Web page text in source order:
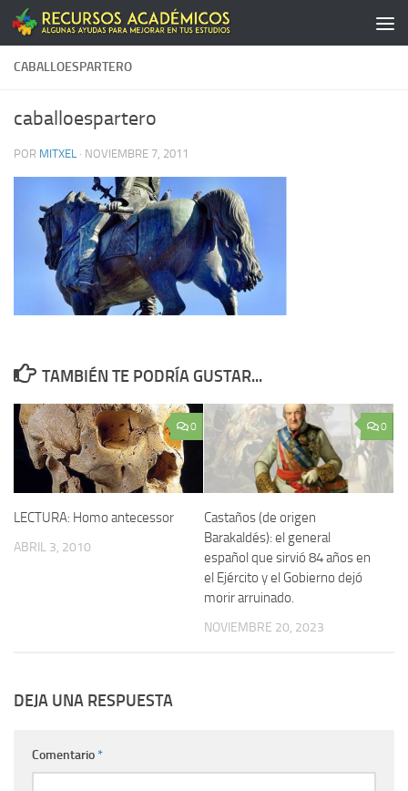
Saltar al contenido
CABALLOESPARTERO
caballoespartero
POR MITXEL · NOVIEMBRE 7, 2011
TAMBIÉN TE PODRÍA GUSTAR...
0
LECTURA: Homo antecessor
ABRIL 3, 2010
0
Castaños (de origen
Barakaldés): el general
español que sirvió 84 años en
el Ejército y el Gobierno dejó
morir arruinado.
NOVIEMBRE 20, 2023
DEJA UNA RESPUESTA
Comentario*